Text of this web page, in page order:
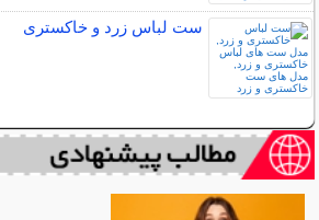
ست لباس زرد و خاکستری